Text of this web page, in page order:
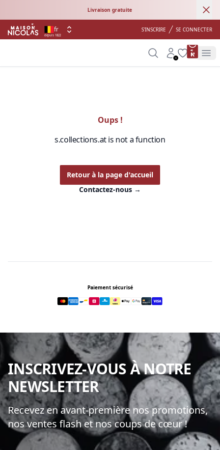
Livraison gratuite
depuis 1822
fr S'INSCRIRE SE CONNECTER
SearchAccount
Wishlist
Oups !
s.collections.at is not a function
Retour à la page d'accueil
Contactez-nous →
Paiement sécurisé
INSCRIVEZ-VOUS À NOTRE
NEWSLETTER
Recevez en avant-première nos promotions,
nos ventes flash et nos coups de cœur !